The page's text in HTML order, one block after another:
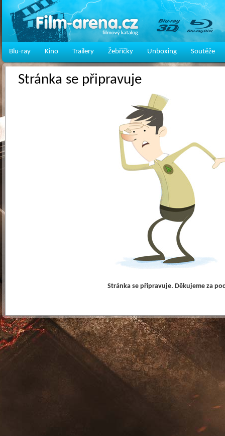
Blu-ray Kino Trailery Žebříčky Unboxing Soutěže
Stránka se připravuje
Stránka se připravuje. Děkujeme za